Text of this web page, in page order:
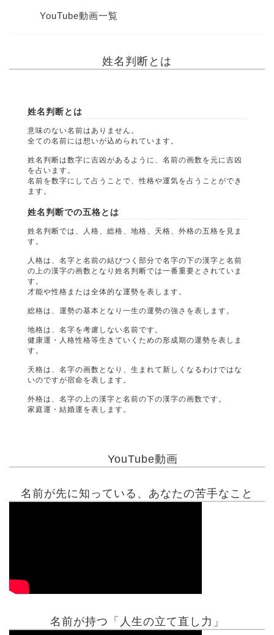
YouTube動画一覧
姓名判断とは
姓名判断とは
意味のない名前はありません。
全ての名前には想いが込められています。
姓名判断は数字に吉凶があるように、名前の画数を元に吉凶
を占います。
名前を数字にして占うことで、性格や運気を占うことができ
ます。
姓名判断での五格とは
姓名判断では、人格、総格、地格、天格、外格の五格を見ま
す。
人格は、名字と名前の結びつく部分で名字の下の漢字と名前
の上の漢字の画数となり姓名判断では一番重要とされていま
す。
才能や性格または全体的な運勢を表します。
総格は、運勢の基本となり一生の運勢の強さを表します。
地格は、名字を考慮しない名前です。
健康運・人格性格等生きていくための形成期の運勢を表しま
す。
天格は、名字の画数となり、生まれて新しくなるわけではな
いのですが宿命を表します。
外格は、名字の上の漢字と名前の下の漢字の画数です。
家庭運・結婚運を表します。
YouTube動画
名前が先に知っている、あなたの苦手なこと
名前が持つ「人生の立て直し力」